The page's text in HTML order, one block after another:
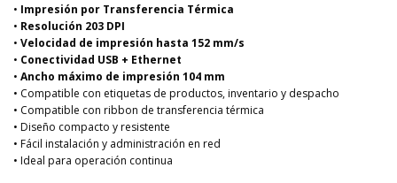
• Impresión por Transferencia Térmica
• Resolución 203 DPI
• Velocidad de impresión hasta 152 mm/s
• Conectividad USB + Ethernet
• Ancho máximo de impresión 104 mm
• Compatible con etiquetas de productos, inventario y despacho
• Compatible con ribbon de transferencia térmica
• Diseño compacto y resistente
• Fácil instalación y administración en red
• Ideal para operación continua